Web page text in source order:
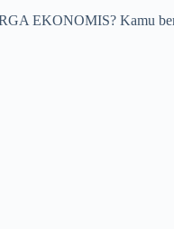
EKONOMIS? Kamu